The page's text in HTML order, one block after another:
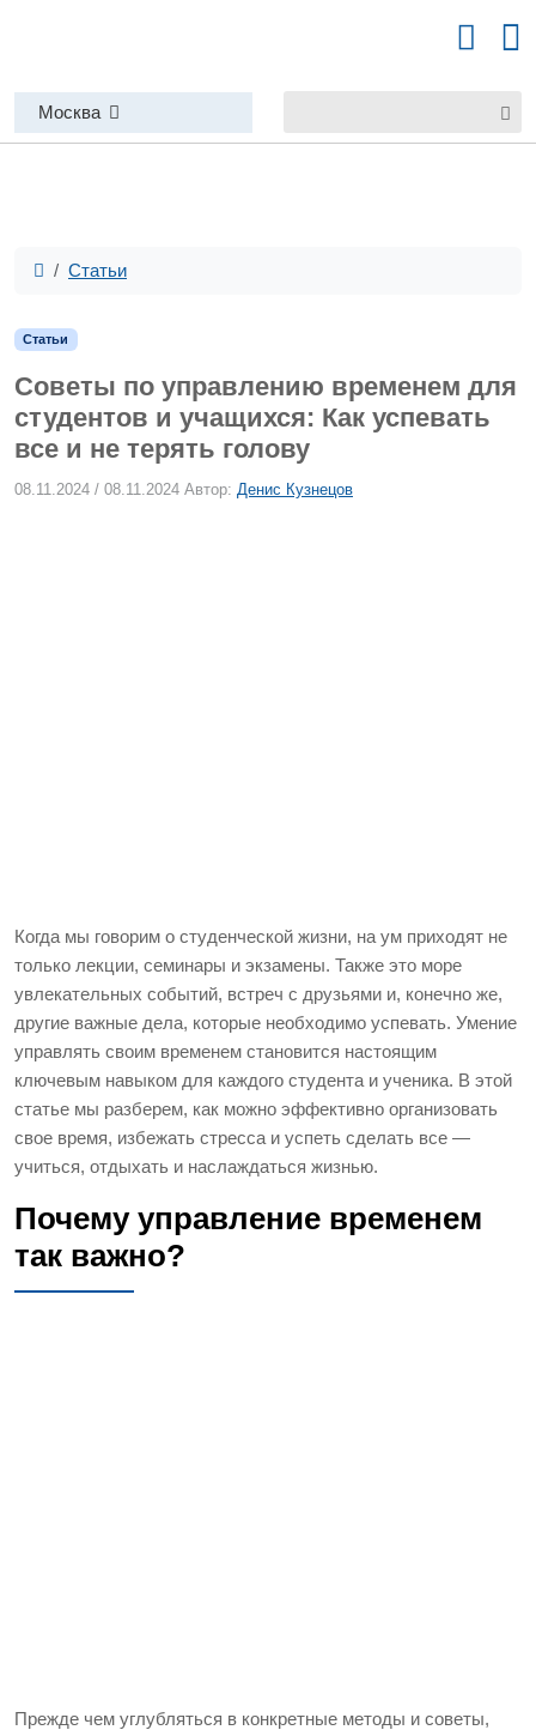
Москва
Статьи
Статьи
Советы по управлению временем для
студентов и учащихся: Как успевать
все и не терять голову
08.11.2024 / 08.11.2024 Автор: Денис Кузнецов
Когда мы говорим о студенческой жизни, на ум приходят не
только лекции, семинары и экзамены. Также это море
увлекательных событий, встреч с друзьями и, конечно же,
другие важные дела, которые необходимо успевать. Умение
управлять своим временем становится настоящим
ключевым навыком для каждого студента и ученика. В этой
статье мы разберем, как можно эффективно организовать
свое время, избежать стресса и успеть сделать все —
учиться, отдыхать и наслаждаться жизнью.
Почему управление временем
так важно?
Прежде чем углубляться в конкретные методы и советы,